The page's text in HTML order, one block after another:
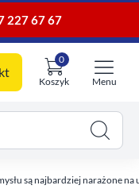
227 67 67
Koszyk
0
Menu
są najbardziej narażone na